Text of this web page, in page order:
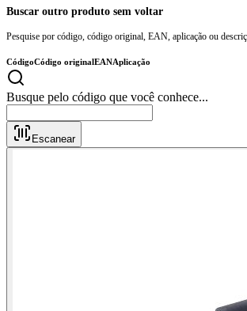
Buscar outro produto sem voltar
Pesquise por código, código original, EAN, aplicação ou
CódigoCódigo originalEANAplicação
Busque pelo código que você conhe
Escanear